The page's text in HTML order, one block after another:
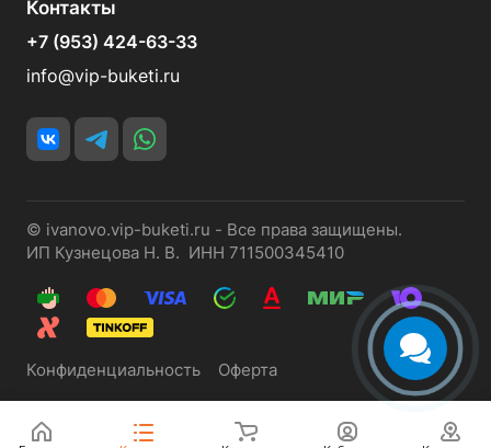
Контакты
+7 (953) 424-63-33
info@vip-buketi.ru
© ivanovo.vip-buketi.ru - Все права защищены.
ИП Кузнецова Н. В. ИНН 711500345410
Конфиденциальность Оферта